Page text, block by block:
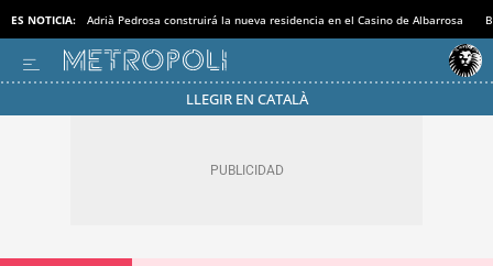
ES NOTICIA: Adrià Pedrosa construirá la nueva residencia en el Casino de Albarrosa
LLEGIR EN CATALÀ